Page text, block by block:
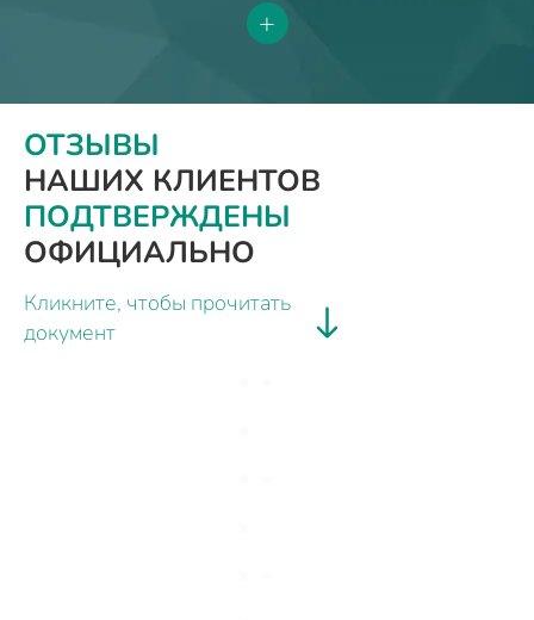
+
ОТЗЫВЫ
НАШИХ КЛИЕНТОВ
ПОДТВЕРЖДЕНЫ
ОФИЦИАЛЬНО
Кликните, чтобы прочитать
документ